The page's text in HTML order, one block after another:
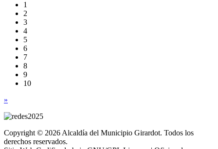
1
2
3
4
5
6
7
8
9
10
»
Copyright © 2026 Alcaldía del Municipio Girardot. Todos los
derechos reservados.